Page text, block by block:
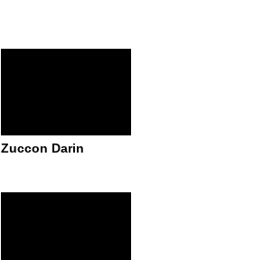
Zuccon Darin